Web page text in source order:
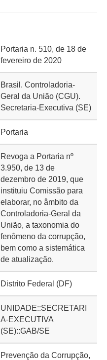
Portaria n. 510, de 18 de
fevereiro de 2020
Brasil. Controladoria-
Geral da União (CGU).
Secretaria-Executiva (SE)
Portaria
Revoga a Portaria nº
3.950, de 13 de
dezembro de 2019, que
instituiu Comissão para
elaborar, no âmbito da
Controladoria-Geral da
União, a taxonomia do
fenômeno da corrupção,
bem como a sistemática
de atualização.
Distrito Federal (DF)
UNIDADE::SECRETARI
A-EXECUTIVA
(SE)::GAB/SE
Prevenção da Corrupção,